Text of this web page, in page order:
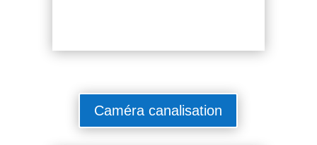
Caméra canalisation